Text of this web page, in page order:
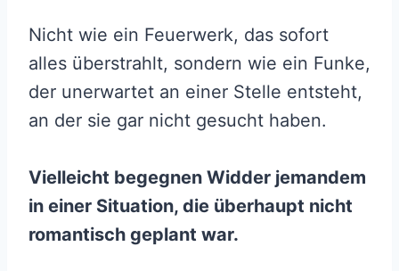
Nicht wie ein Feuerwerk, das sofort
alles überstrahlt, sondern wie ein Funke,
der unerwartet an einer Stelle entsteht,
an der sie gar nicht gesucht haben.
Vielleicht begegnen Widder jemandem
in einer Situation, die überhaupt nicht
romantisch geplant war.